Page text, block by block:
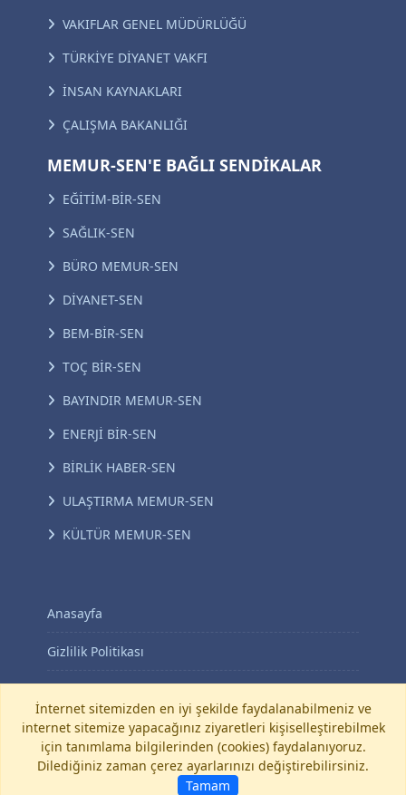
VAKIFLAR GENEL MÜDÜRLÜĞÜ
TÜRKİYE DİYANET VAKFI
İNSAN KAYNAKLARI
ÇALIŞMA BAKANLIĞI
MEMUR-SEN'E BAĞLI SENDİKALAR
EĞİTİM-BİR-SEN
SAĞLIK-SEN
BÜRO MEMUR-SEN
DİYANET-SEN
BEM-BİR-SEN
TOÇ BİR-SEN
BAYINDIR MEMUR-SEN
ENERJİ BİR-SEN
BİRLİK HABER-SEN
ULAŞTIRMA MEMUR-SEN
KÜLTÜR MEMUR-SEN
Anasayfa
Gizlilik Politikası
KVKK Aydınlatma Metni
İletişim
Diyanet-Sen
İnternet sitemizden en iyi şekilde faydalanabilmeniz ve
internet sitemize yapacağınız ziyaretleri kişiselleştirebilmek
için tanımlama bilgilerinden (cookies) faydalanıyoruz.
Dilediğiniz zaman çerez ayarlarınızı değiştirebilirsiniz.
Tamam